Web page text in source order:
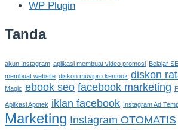
WP Plugin
Tanda
akun Instagram aplikasi membuat video promosi Belajar
membuat website diskon muvipro kentooz diskon
Magic ebook seo facebook marketing
Aplikasi Apotek iklan facebook Instagram Ad
Marketing Instagram OTOMATIS